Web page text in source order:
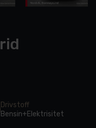
Drivstoff
Bensin+Elektrisitet